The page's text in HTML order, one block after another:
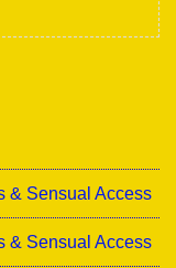
& Sensual Access
& Sensual Access